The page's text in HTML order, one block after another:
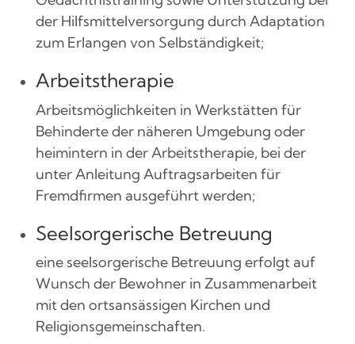
der Hilfsmittelversorgung durch Adaptation
zum Erlangen von Selbständigkeit;
Arbeitstherapie
Arbeitsmöglichkeiten in Werkstätten für
Behinderte der näheren Umgebung oder
heimintern in der Arbeitstherapie, bei der
unter Anleitung Auftragsarbeiten für
Fremdfirmen ausgeführt werden;
Seelsorgerische Betreuung
eine seelsorgerische Betreuung erfolgt auf
Wunsch der Bewohner in Zusammenarbeit
mit den ortsansässigen Kirchen und
Religionsgemeinschaften.